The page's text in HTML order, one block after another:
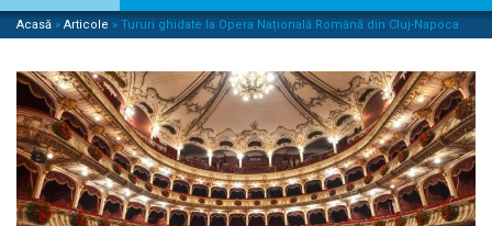
Acasă » Articole » Tururi ghidate la Opera Națională Română din Cluj-Napoca